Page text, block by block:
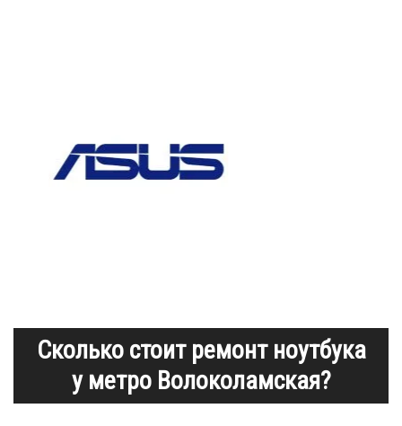
Сколько стоит ремонт ноутбука
у метро Волоколамская?